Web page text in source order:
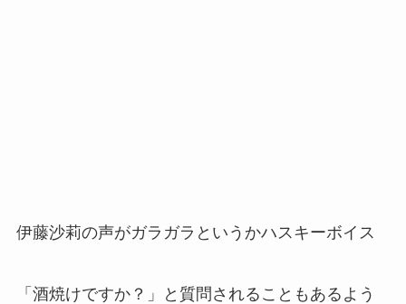
伊藤沙莉の声がガラガラというかハスキーボイス
「酒焼けですか？」と質問されることもあるよう